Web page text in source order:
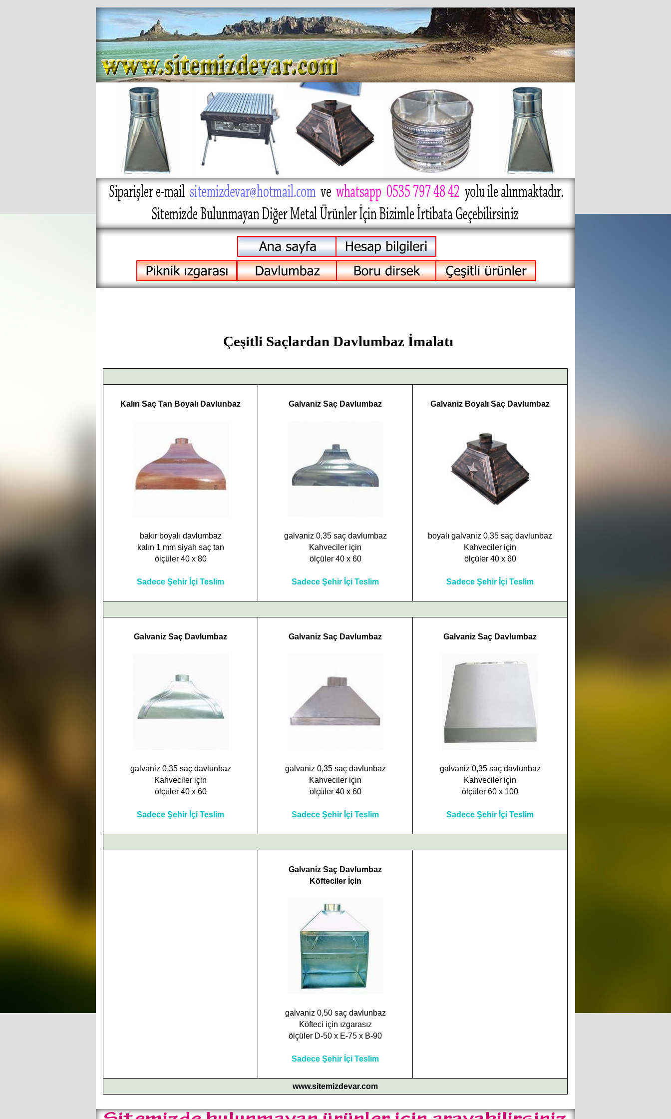
Çeşitli Saçlardan Davlumbaz İmalatı
Kalın Saç Tan Boyalı Davlunbaz
bakır boyalı davlumbaz
kalın 1 mm siyah saç tan
ölçüler 40 x 80
Sadece Şehir İçi Teslim
Galvaniz Saç Davlumbaz
galvaniz 0,35 saç davlumbaz
Kahveciler için
ölçüler 40 x 60
Sadece Şehir İçi Teslim
Galvaniz Boyalı Saç Davlumbaz
boyalı galvaniz 0,35 saç davlunbaz
Kahveciler için
ölçüler 40 x 60
Sadece Şehir İçi Teslim
Galvaniz Saç Davlumbaz
galvaniz 0,35 saç davlunbaz
Kahveciler için
ölçüler 40 x 60
Sadece Şehir İçi Teslim
Galvaniz Saç Davlumbaz
galvaniz 0,35 saç davlunbaz
Kahveciler için
ölçüler 40 x 60
Sadece Şehir İçi Teslim
Galvaniz Saç Davlumbaz
galvaniz 0,35 saç davlunbaz
Kahveciler için
ölçüler 60 x 100
Sadece Şehir İçi Teslim
Galvaniz Saç Davlumbaz
Köfteciler İçin
galvaniz 0,50 saç davlunbaz
Köfteci için ızgarasız
ölçüler D-50 x E-75 x B-90
Sadece Şehir İçi Teslim
www.sitemizdevar.com